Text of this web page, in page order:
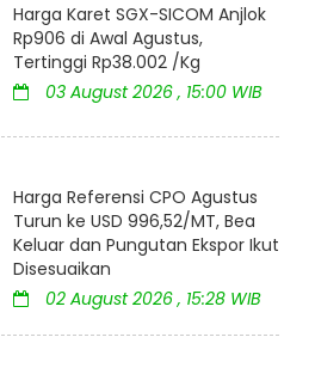
Harga Karet SGX-SICOM Anjlok
Rp906 di Awal Agustus,
Tertinggi Rp38.002 /Kg
03 August 2026 , 15:00 WIB
Harga Referensi CPO Agustus
Turun ke USD 996,52/MT, Bea
Keluar dan Pungutan Ekspor Ikut
Disesuaikan
02 August 2026 , 15:28 WIB